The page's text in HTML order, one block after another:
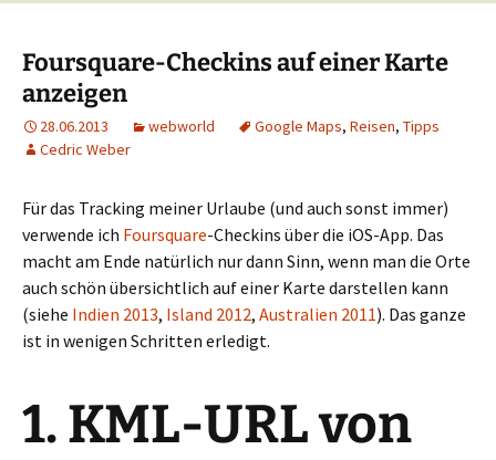
Foursquare-Checkins auf einer Karte
anzeigen
28.06.2013 webworld Google Maps, Reisen, Tipps
Cedric Weber
Für das Tracking meiner Urlaube (und auch sonst immer)
verwende ich Foursquare-Checkins über die iOS-App. Das
macht am Ende natürlich nur dann Sinn, wenn man die Orte
auch schön übersichtlich auf einer Karte darstellen kann
(siehe Indien 2013, Island 2012, Australien 2011). Das ganze
ist in wenigen Schritten erledigt.
1. KML-URL von